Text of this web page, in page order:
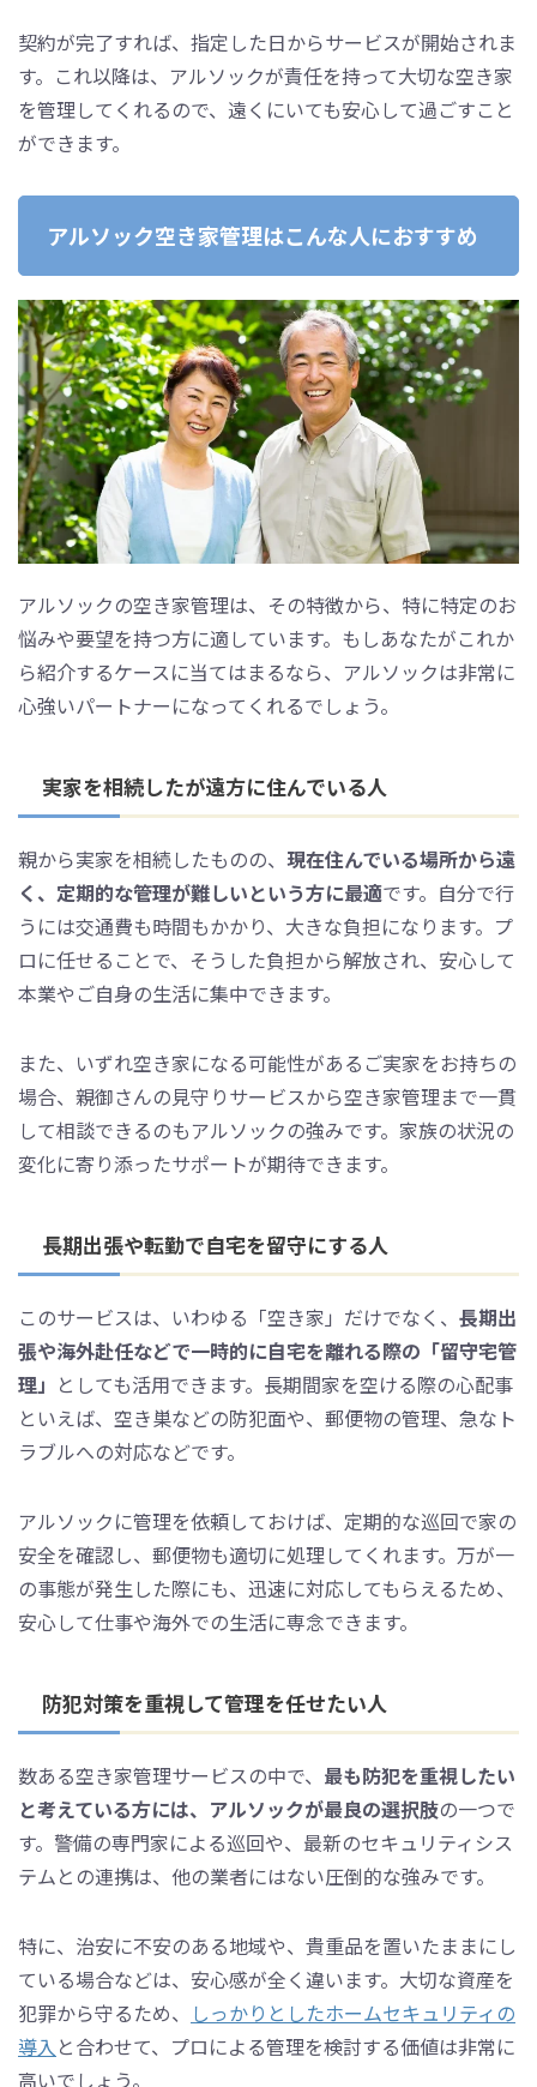
契約が完了すれば、指定した日からサービスが開始されま
す。これ以降は、アルソックが責任を持って大切な空き家
を管理してくれるので、遠くにいても安心して過ごすこと
ができます。
アルソック空き家管理はこんな人におすすめ
アルソックの空き家管理は、その特徴から、特に特定のお
悩みや要望を持つ方に適しています。もしあなたがこれか
ら紹介するケースに当てはまるなら、アルソックは非常に
心強いパートナーになってくれるでしょう。
実家を相続したが遠方に住んでいる人
親から実家を相続したものの、 現在住んでいる場所から遠
く、定期的な管理が難しいという方に最適です。自分で行
うには交通費も時間もかかり、大きな負担になります。プ
ロに任せることで、そうした負担から解放され、安心して
本業やご自身の生活に集中できます。
また、いずれ空き家になる可能性があるご実家をお持ちの
場合、親御さんの見守りサービスから空き家管理まで一貫
して相談できるのもアルソックの強みです。家族の状況の
変化に寄り添ったサポートが期待できます。
長期出張や転勤で自宅を留守にする人
このサービスは、いわゆる「空き家」だけでなく、 長期出
張や海外赴任などで一時的に自宅を離れる際の「留守宅管
理」 としても活用できます。長期間家を空ける際の心配事
といえば、空き巣などの防犯面や、郵便物の管理、急なト
ラブルへの対応などです。
アルソックに管理を依頼しておけば、定期的な巡回で家の
安全を確認し、郵便物も適切に処理してくれます。万が一
の事態が発生した際にも、迅速に対応してもらえるため、
安心して仕事や海外での生活に専念できます。
防犯対策を重視して管理を任せたい人
数ある空き家管理サービスの中で、 最も防犯を重視したい
と考えている方には、アルソックが最良の選択肢の一つで
す。警備の専門家による巡回や、最新のセキュリティシス
テムとの連携は、他の業者にはない圧倒的な強みです。
特に、治安に不安のある地域や、貴重品を置いたままにし
ている場合などは、安心感が全く違います。大切な資産を
犯罪から守るため、
しっかりとしたホームセキュリティの
導入 と合わせて、プロによる管理を検討する価値は非常に
高いでしょう。